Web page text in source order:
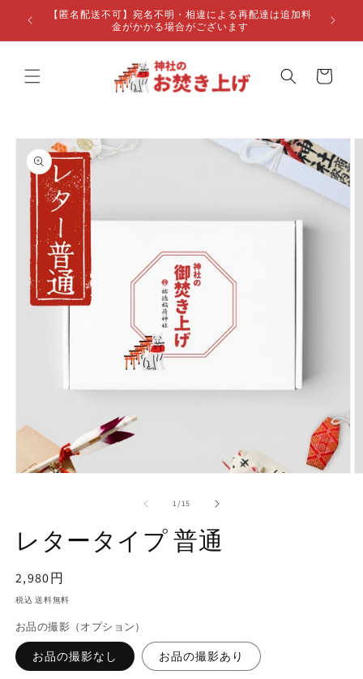
ンツに【匿名配送不可】宛名不明・相違による再配達は追加料
金がかかる場合がございます
ー
商品情
報にス
キップ
で
メ
ィ
ア
を
く
1/の
15
レタータイプ 普通
通
常
格
2,980円
税込 送料無料
お品の撮影（オプション）
お品の撮影なし お品の撮影あり